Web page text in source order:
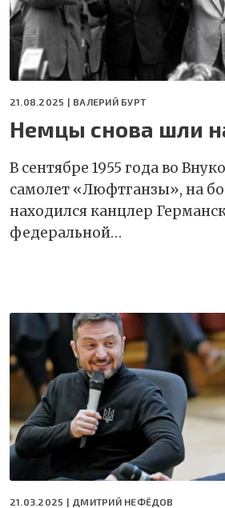
21.08.2025 | ВАЛЕРИЙ БУРТ
Немцы снова шли
В сентябре 1955 года во
самолет «Люфтганзы», на
находился канцлер
федеральной…
21.03.2025 | ДМИТРИЙ НЕФЁДОВ